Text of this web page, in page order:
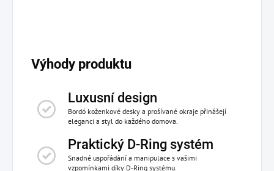
Výhody produktu
Luxusní design
Bordó koženkové desky a prošívané okraje přinášejí
eleganci a styl do každého domova.
Praktický D-Ring systém
Snadné uspořádání a manipulace s vašimi
vzpomínkami díky D-Ring systému.